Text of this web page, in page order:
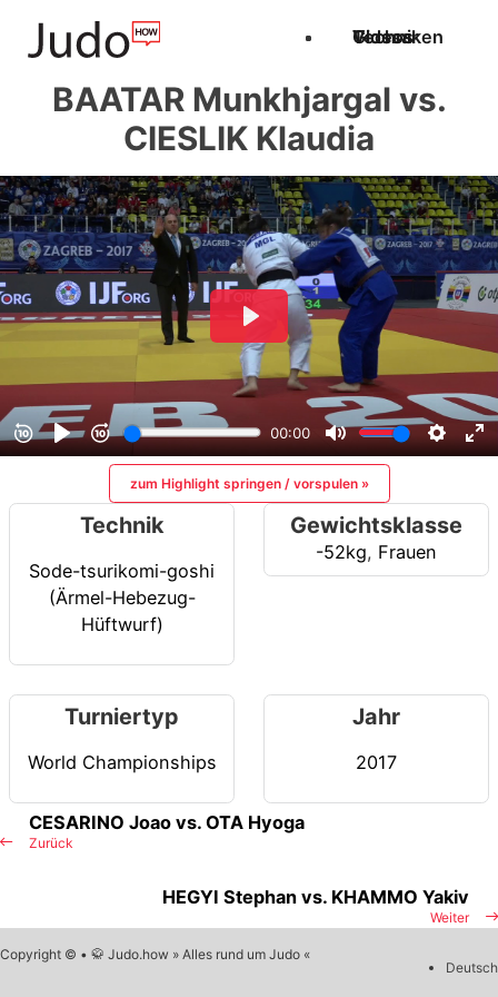
Techniken
Videos
Glossar
BAATAR Munkhjargal vs.
CIESLIK Klaudia
zum Highlight springen / vorspulen »
Technik
Sode-tsurikomi-goshi
(Ärmel-Hebezug-
Hüftwurf)
Gewichtsklasse
-52kg, Frauen
Turniertyp
World Championships
Jahr
2017
Zurück
CESARINO Joao vs. OTA Hyoga
Weiter
HEGYI Stephan vs. KHAMMO Yakiv
Copyright © • 🥋 Judo.how » Alles rund um Judo «
Deutsch